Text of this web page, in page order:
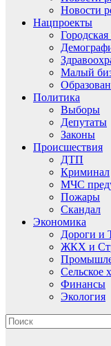
Новости
Нацпроекты
Городская
Малый
Политика
Выборы
Депутаты
Законы
Происшествия
ДТП
Криминал
МЧС
Пожары
Скандал
Экономика
Дороги и
ЖКХ и
Сельское
Финансы
Экология